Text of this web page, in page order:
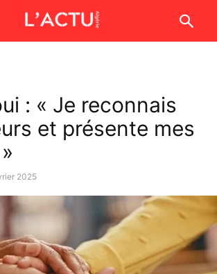
: « Je reconnais
et présente mes
2025